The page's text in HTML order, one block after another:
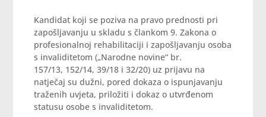
Kandidat koji se poziva na pravo prednosti pri
zapošljavanju u skladu s člankom 9. Zakona o
profesionalnoj rehabilitaciji i zapošljavanju osoba
s invaliditetom („Narodne novine“ br.
157/13, 152/14, 39/18 i 32/20) uz prijavu na
natječaj su dužni, pored dokaza o ispunjavanju
traženih uvjeta, priložiti i dokaz o utvrđenom
statusu osobe s invaliditetom.